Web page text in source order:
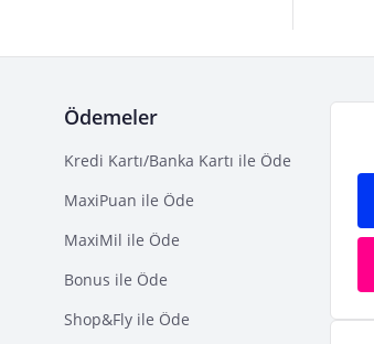
Ödemeler
Kredi Kartı/Banka Kartı ile Öde
MaxiPuan ile Öde
MaxiMil ile Öde
Bonus ile Öde
Shop&Fly ile Öde